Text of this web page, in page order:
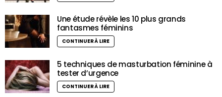
Une étude révèle les 10 plus grands
fantasmes féminins
CONTINUER À LIRE
5 techniques de masturbation féminine à
tester d’urgence
CONTINUER À LIRE